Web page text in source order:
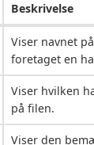
Beskrivelse
Viser navnet
foretaget en
Viser hvilken
på filen.
Viser den